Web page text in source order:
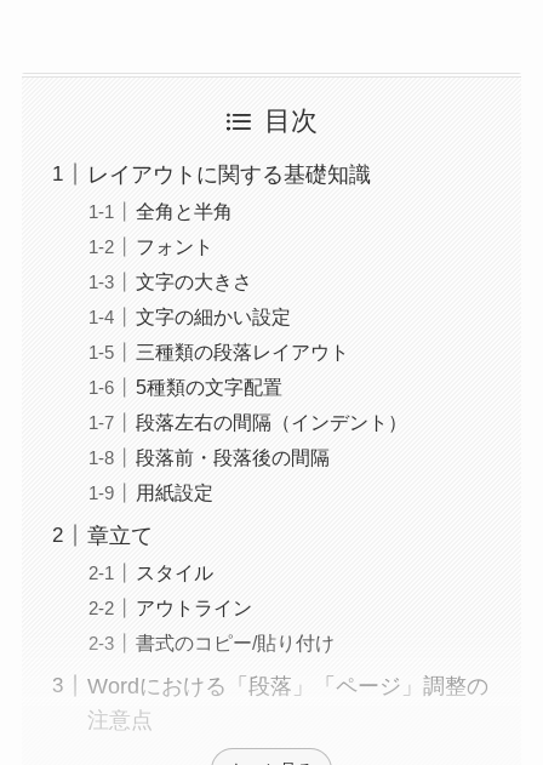
目次
レイアウトに関する基礎知識
全角と半角
フォント
文字の大きさ
文字の細かい設定
三種類の段落レイアウト
5種類の文字配置
段落左右の間隔（インデント）
段落前・段落後の間隔
用紙設定
章立て
スタイル
アウトライン
書式のコピー/貼り付け
Wordにおける「段落」「ページ」調整の
注意点